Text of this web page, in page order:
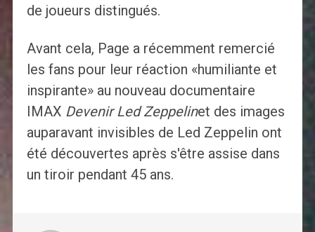
de joueurs distingués.
Avant cela, Page a récemment remercié
les fans pour leur réaction «humiliante et
inspirante» au nouveau documentaire
IMAX Devenir Led Zeppelinet des images
auparavant invisibles de Led Zeppelin ont
été découvertes après s'être assise dans
un tiroir pendant 45 ans.